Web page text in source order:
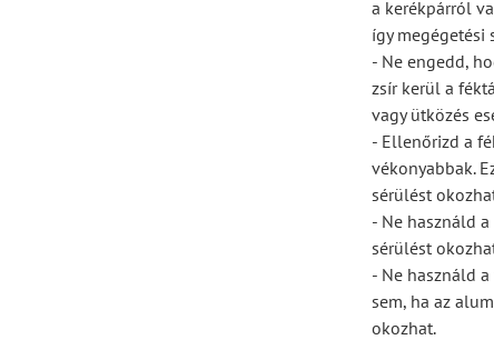
a kerékpárról
így megégetési
- Ne engedd,
zsír kerül a
vagy ütközés
- Ellenőrizd a
vékonyabbak.
sérülést
- Ne használd
sérülést
- Ne használd
sem, ha az
okozhat.